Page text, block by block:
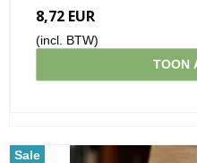
8,72 EUR
(incl. BTW)
TOON
Sale